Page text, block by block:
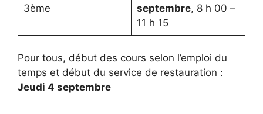
3ème
septembre, 8 h 00 –
11 h 15
Pour tous, début des cours selon l’emploi du
temps et début du service de restauration :
Jeudi 4 septembre